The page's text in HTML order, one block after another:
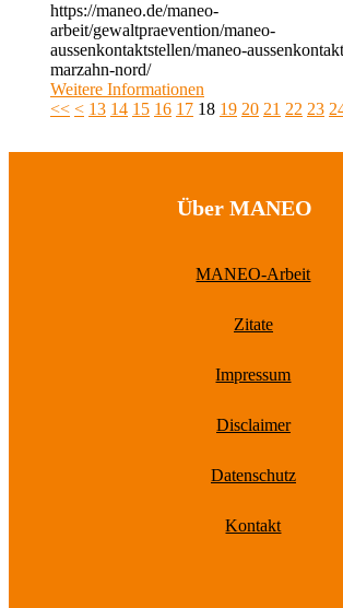
https://maneo.de/maneo-
arbeit/gewaltpraevention/maneo-
aussenkontaktstellen/maneo-
marzahn-nord/
Weitere Informationen
<< < 13 14 15 16 17 18 19 20 21 22 23
Über MANEO
MANEO-Arbeit
Zitate
Impressum
Disclaimer
Datenschutz
Kontakt